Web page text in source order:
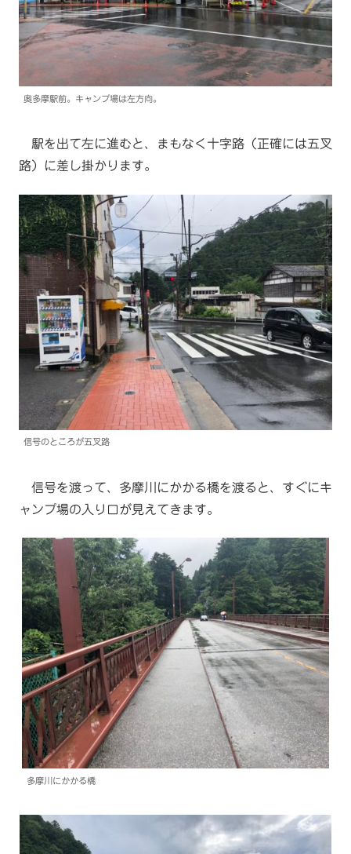
奥多摩駅前。キャンプ場は左方向。
駅を出て左に進むと、まもなく十字路（正確には五叉
路）に差し掛かります。
信号のところが五叉路
信号を渡って、多摩川にかかる橋を渡ると、すぐにキ
ャンプ場の入り口が見えてきます。
多摩川にかかる橋